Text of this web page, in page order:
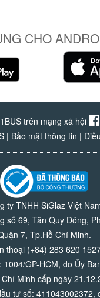
CHO
trên mạng xã hội
| Bảo mật thông tin |
ty TNHH SiGlaz Việt
số 69, Tân Quy Đông,
7, Tp.Hồ Chí Minh.
thoại (+84) 283 620
GP-HCM, do Ủy
Minh cấp ngày
tư số: 411043002372,